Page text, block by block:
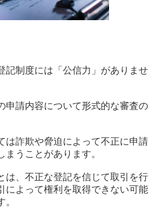
記制度には「公信力」がありませ
申請内容について形式的な審査の
は詐欺や脅迫によって不正に申請
まうことがあります。
は、不正な登記を信じて取引を行
によって権利を取得できない可能